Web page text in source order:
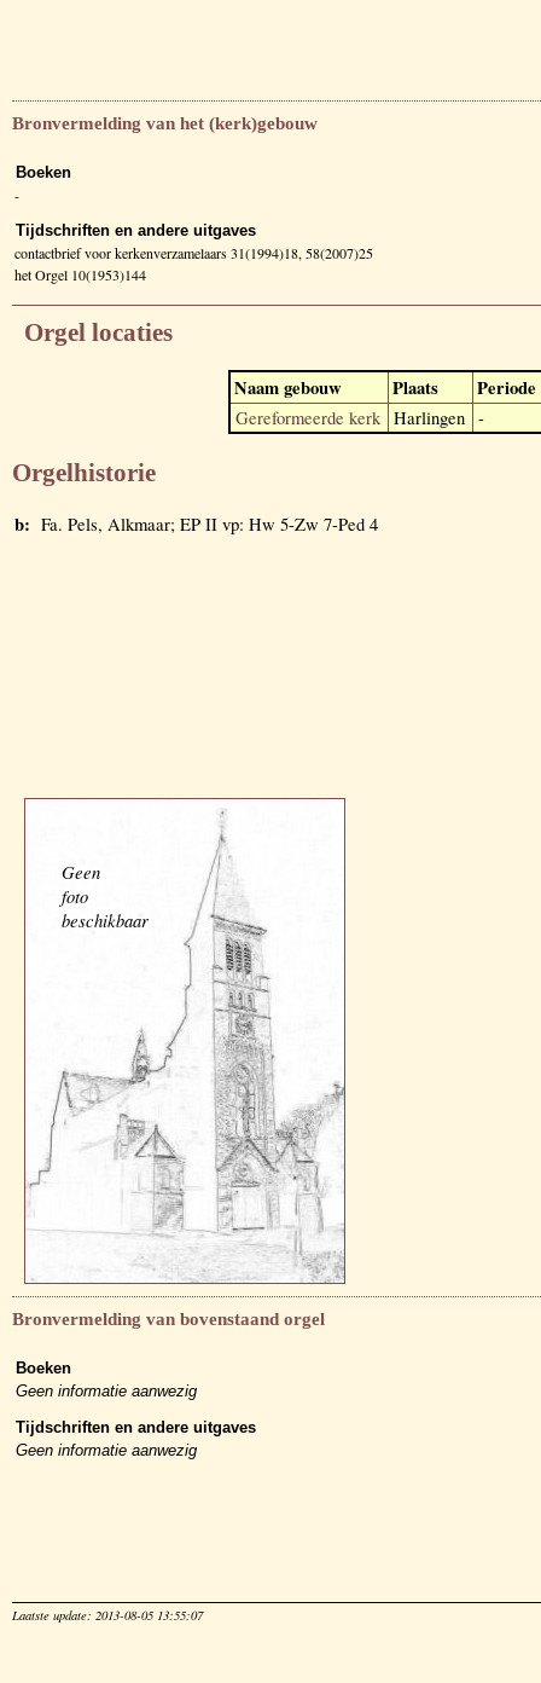
Bronvermelding van het (kerk)gebouw
Boeken
-
Tijdschriften en andere uitgaves
contactbrief voor kerkenverzamelaars 31(1994)18, 58(2007)25
het Orgel 10(1953)144
Orgel locaties
Naam gebouw Plaats Periode
Gereformeerde kerk Harlingen -
Orgelhistorie
b: Fa. Pels, Alkmaar; EP II vp: Hw 5-Zw 7-Ped 4
Geen
foto
beschikbaar
Bronvermelding van bovenstaand orgel
Boeken
Geen informatie aanwezig
Tijdschriften en andere uitgaves
Geen informatie aanwezig
Laatste update: 2013-08-05 13:55:07